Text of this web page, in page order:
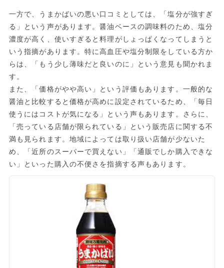
一方で、うまかばいの悪い口コミとしては、「塩分が強すぎ
る」という声があります。醤油ベースの調味料のため、塩分
濃度が高く、使いすぎると料理がしょっぱくなってしまうと
いう指摘があります。特に高血圧や塩分制限をしている方か
らは、「もう少し薄味だと良いのに」という意見も聞かれま
す。
また、「価格がやや高い」という評価もあります。一般的な
醤油と比較すると価格が高めに設定されているため、「毎日
使うにはコストが気になる」という声もあります。さらに、
「売っている店舗が限られている」という販売店に関する不
満も見られます。地域によっては取り扱い店舗が少ないた
め、「近所のスーパーで買えない」「通販でしか購入できな
い」といった購入の不便さを指摘する声もあります。